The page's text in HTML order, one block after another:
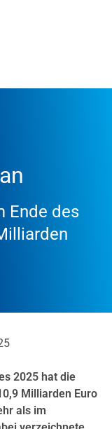
Ende des
2025 hat die
Milliarden Euro
als im